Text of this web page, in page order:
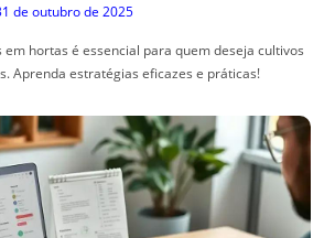
de outubro de 2025
em hortas é essencial para quem deseja cultivos
Aprenda estratégias eficazes e práticas!